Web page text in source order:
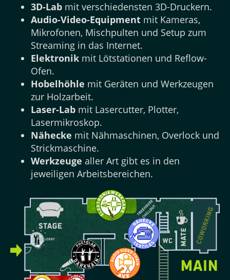
3D-Lab mit verschiedensten 3D-Druckern.
Audio-Video-Equipment mit Kameras,
Mikrofonen, Mischpulten und Setup zum
Streaming in das Internet.
Elektronik mit Lötstationen und Reflow-
Ofen.
Hobelhöhle mit Geräten und Werkzeugen
zur Holzarbeit.
Laser-Lab mit Lasercutter, Plotter,
Lasermikroskop.
Nähecke mit Nähmaschinen, Overlock und
Strickmaschine.
Werkzeuge aller Art gibt es in den
jeweiligen Arbeitsbereichen.